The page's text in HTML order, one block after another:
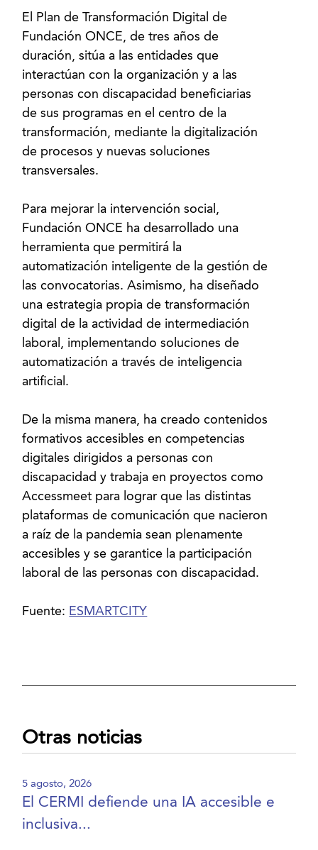
El Plan de Transformación Digital de
Fundación ONCE, de tres años de
duración, sitúa a las entidades que
interactúan con la organización y a las
personas con discapacidad beneficiarias
de sus programas en el centro de la
transformación, mediante la digitalización
de procesos y nuevas soluciones
transversales.
Para mejorar la intervención social,
Fundación ONCE ha desarrollado una
herramienta que permitirá la
automatización inteligente de la gestión de
las convocatorias. Asimismo, ha diseñado
una estrategia propia de transformación
digital de la actividad de intermediación
laboral, implementando soluciones de
automatización a través de inteligencia
artificial.
De la misma manera, ha creado contenidos
formativos accesibles en competencias
digitales dirigidos a personas con
discapacidad y trabaja en proyectos como
Accessmeet para lograr que las distintas
plataformas de comunicación que nacieron
a raíz de la pandemia sean plenamente
accesibles y se garantice la participación
laboral de las personas con discapacidad.
Fuente: ESMARTCITY
Otras noticias
5 agosto, 2026
El CERMI defiende una IA accesible e
inclusiva...